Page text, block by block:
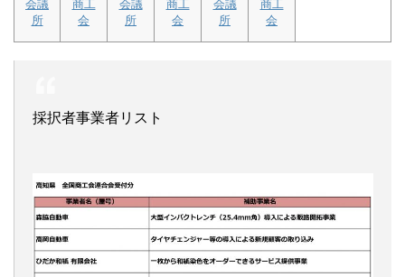
会議
所
商工
会
会議
所
商工
会
会議
所
商工
会
採択者事業者リスト